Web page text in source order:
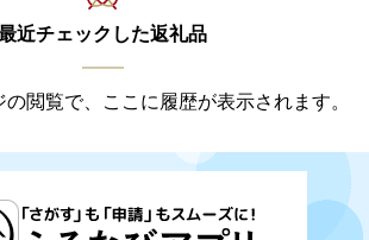
近チェックした返礼品
閲覧で、ここに履歴が表示されます。